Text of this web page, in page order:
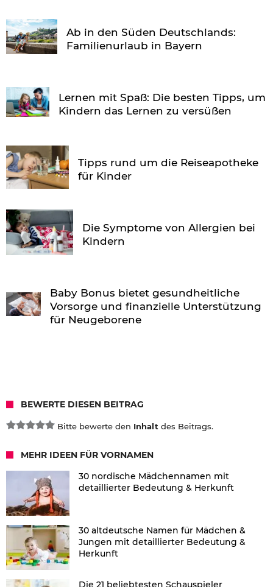
Ab in den Süden Deutschlands:
Familienurlaub in Bayern
Lernen mit Spaß: Die besten Tipps, um
Kindern das Lernen zu versüßen
Tipps rund um die Reiseapotheke
für Kinder
Die Symptome von Allergien bei
Kindern
Baby Bonus bietet gesundheitliche
Vorsorge und finanzielle Unterstützung
für Neugeborene
BEWERTE DIESEN BEITRAG
Bitte bewerte den Inhalt des Beitrags.
MEHR IDEEN FÜR VORNAMEN
30 nordische Mädchennamen mit
detaillierter Bedeutung & Herkunft
30 altdeutsche Namen für Mädchen &
Jungen mit detaillierter Bedeutung &
Herkunft
Die 21 beliebtesten Schauspieler